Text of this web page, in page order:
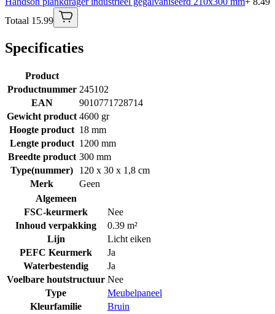
Totaal 15.99
Specificaties
Product
Productnummer 245102
EAN
9010771728714
Gewicht product 4600 gr
Hoogte product 18 mm
Lengte product 1200 mm
Breedte product 300 mm
Type(nummer)
120 x 30 x 1,8 cm
Merk
Geen
Algemeen
FSC-keurmerk
Nee
Inhoud verpakking
0.39 m²
Lijn
Licht eiken
PEFC Keurmerk
Ja
Waterbestendig
Ja
Voelbare houtstructuur Nee
Type
Meubelpaneel
Kleurfamilie
Bruin